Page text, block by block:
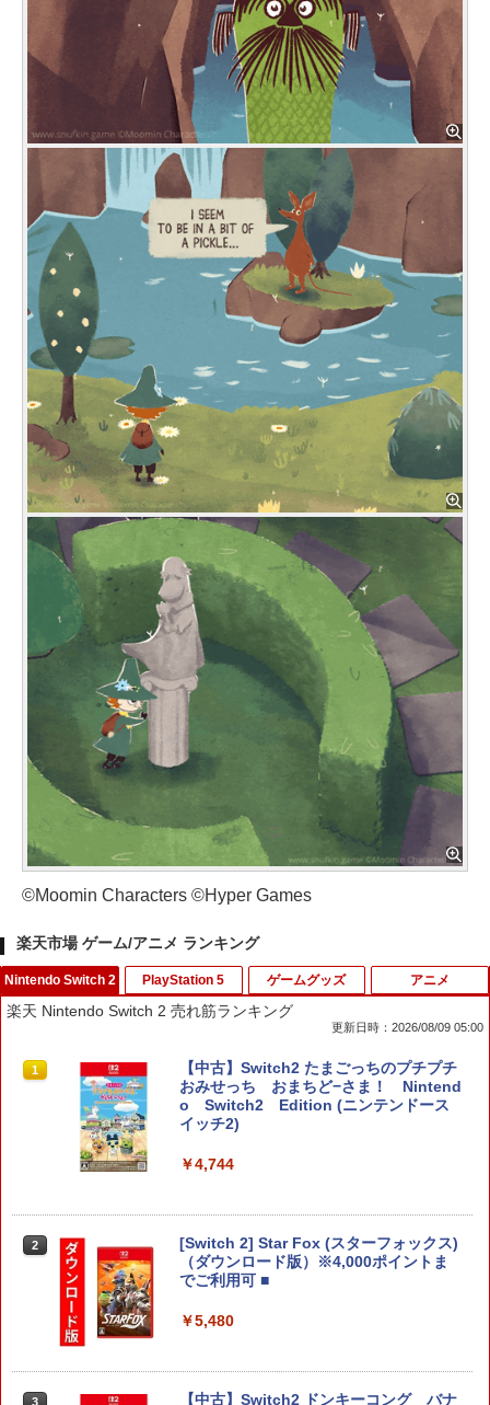
©Moomin Characters ©Hyper Games
楽天市場 ゲーム/アニメ ランキング
Nintendo Switch 2
楽天 Nintendo Switch 2 売れ筋ランキング
更新日時：2026/08/09 05:00
1
【中古】Switch2 たまごっちのプチプチ
おみせっち おまちど−さま！ Nintend
o Switch2 Edition (ニンテンドース
イッチ2)
￥4,744
2
[Switch 2] Star Fox (スターフォックス)
（ダウンロード版）※4,000ポイントま
でご利用可 ■
￥5,480
3 【中古】Switch2 ドンキーコング バナ
PlayStation 5 ゲームグッズ アニメ